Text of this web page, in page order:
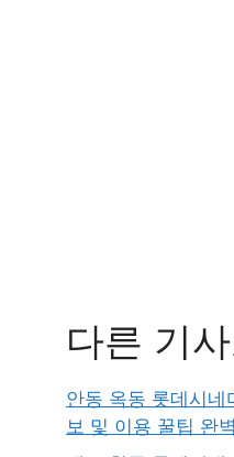
다른 기
안동 옥동 롯데시네
보 및 이용 꿀팁 완